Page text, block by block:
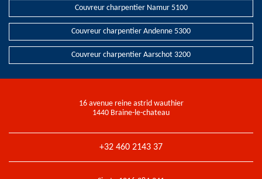
Couvreur charpentier Namur 5100
Couvreur charpentier Andenne 5300
Couvreur charpentier Aarschot 3200
16 avenue reine astrid wauthier
1440 Braine-le-chateau
+32 460 2143 37